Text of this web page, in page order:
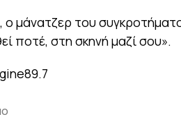
μάνατζερ του
ποτέ, στη σκηνή μαζί σου».